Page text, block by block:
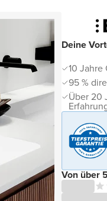
Deine
10 Jahre
95 %
Über 20
Von über